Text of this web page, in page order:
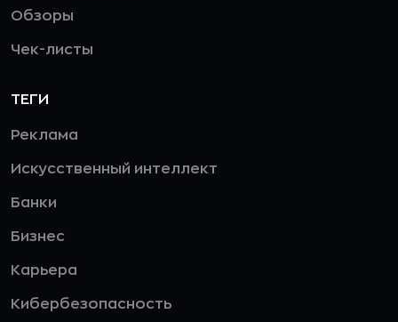
Обзоры
Чек-листы
ТЕГИ
Реклама
Искусственный интеллект
Банки
Бизнес
Карьера
Кибербезопасность